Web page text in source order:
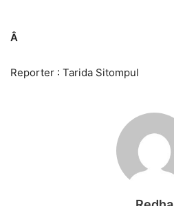
Â
Reporter : Tarida Sitompul